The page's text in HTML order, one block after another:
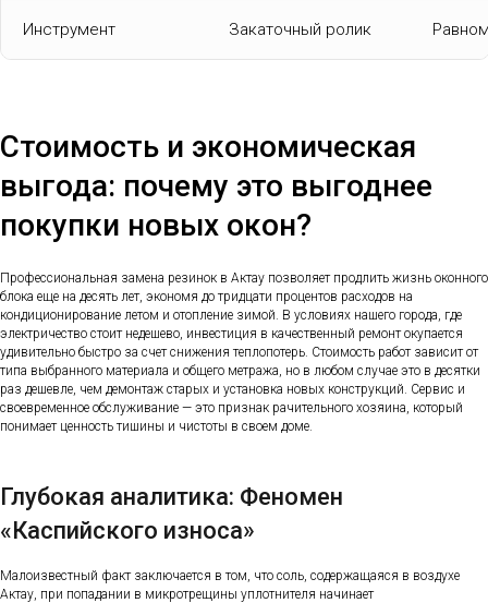
Инструмент Закаточный ролик
Стоимость и экономическая
выгода: почему это выгоднее
покупки новых окон?
Профессиональная замена резинок в Актау позволяет продлить жизнь оконного
блока еще на десять лет, экономя до тридцати процентов расходов на
кондиционирование летом и отопление зимой. В условиях нашего города, где
электричество стоит недешево, инвестиция в качественный ремонт окупается
удивительно быстро за счет снижения теплопотерь. Стоимость работ зависит от
типа выбранного материала и общего метража, но в любом случае это в десятки
раз дешевле, чем демонтаж старых и установка новых конструкций. Сервис и
своевременное обслуживание — это признак рачительного хозяина, который
понимает ценность тишины и чистоты в своем доме.
Глубокая аналитика: Феномен
«Каспийского износа»
Малоизвестный факт заключается в том, что соль, содержащаяся в воздухе
Актау, при попадании в микротрещины уплотнителя начинает